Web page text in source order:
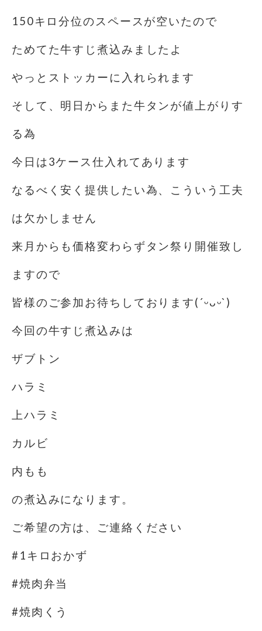
150キロ分位のスペースが空いたので
ためてた牛すじ煮込みましたよ
やっとストッカーに入れられます
そして、明日からまた牛タンが値上がりす
る為
今日は3ケース仕入れてあります
なるべく安く提供したい為、こういう工夫
は欠かしません
来月からも価格変わらずタン祭り開催致し
ますので
皆様のご参加お待ちしております(´ᵕᴗᵕ`)
今回の牛すじ煮込みは
ザブトン
ハラミ
上ハラミ
カルビ
内もも
の煮込みになります。
ご希望の方は、ご連絡ください
#1キロおかず
#焼肉弁当
#焼肉くう